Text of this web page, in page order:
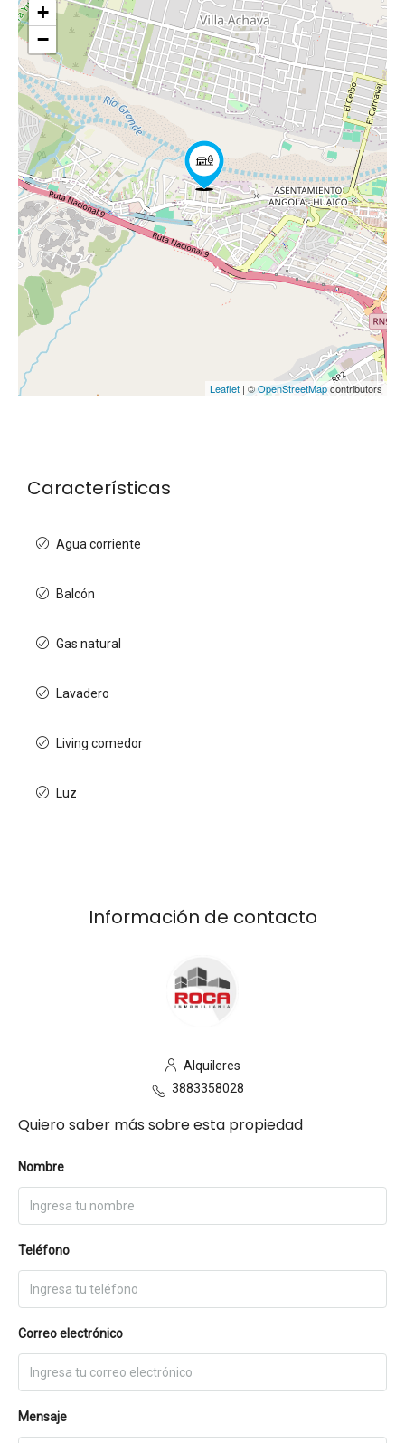
+
−
Leaflet | ©OpenStreetMapcontributors
Características
Agua corriente
Balcón
Gas natural
Lavadero
Living comedor
Luz
Información de contacto
Alquileres
3883358028
Quiero saber más sobre esta propiedad
Nombre
Teléfono
Correo electrónico
Mensaje